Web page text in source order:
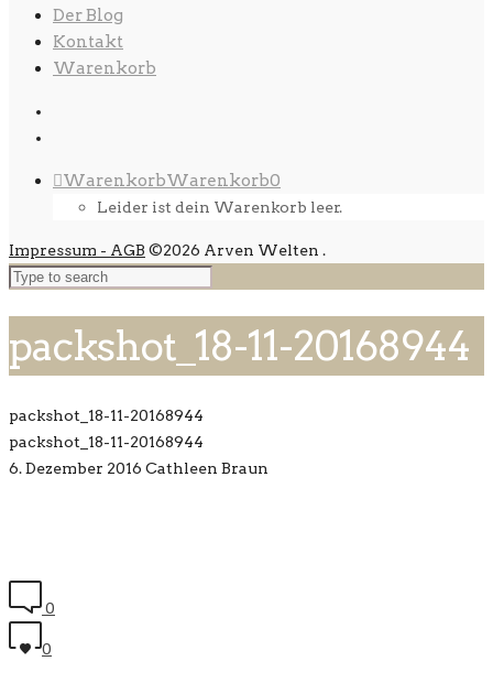
Der Blog
Kontakt
Warenkorb
WarenkorbWarenkorb0
Leider ist dein Warenkorb leer.
Impressum - AGB ©2026 Arven Welten .
packshot_18-11-20168944
packshot_18-11-20168944
packshot_18-11-20168944
6. Dezember 2016 Cathleen Braun
0
0